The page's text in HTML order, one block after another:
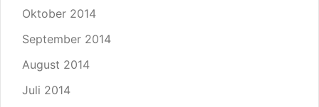
Oktober 2014
September 2014
August 2014
Juli 2014